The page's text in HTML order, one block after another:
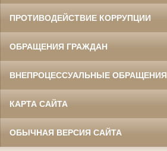
ПРОТИВОДЕЙСТВИЕ КОРРУПЦИИ
ОБРАЩЕНИЯ ГРАЖДАН
ВНЕПРОЦЕССУАЛЬНЫЕ ОБРАЩЕНИЯ
КАРТА САЙТА
ОБЫЧНАЯ ВЕРСИЯ САЙТА